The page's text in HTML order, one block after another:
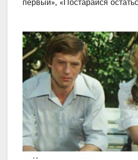
первый», «Постарайся